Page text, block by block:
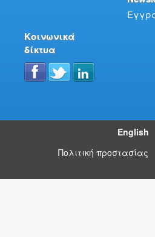
Κοινωνικά
δίκτυα
English
Πολιτική προστασίας